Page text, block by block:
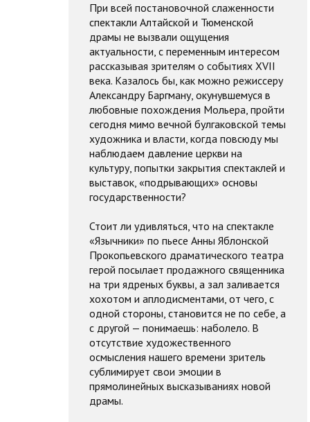
При всей постановочной слаженности
спектакли Алтайской и Тюменской
драмы не вызвали ощущения
актуальности, с переменным интересом
рассказывая зрителям о событиях XVII
века. Казалось бы, как можно режиссеру
Александру Баргману, окунувшемуся в
любовные похождения Мольера, пройти
сегодня мимо вечной булгаковской темы
художника и власти, когда повсюду мы
наблюдаем давление церкви на
культуру, попытки закрытия спектаклей и
выставок, «подрывающих» основы
государственности?
Стоит ли удивляться, что на спектакле
«Язычники» по пьесе Анны Яблонской
Прокопьевского драматического театра
герой посылает продажного священника
на три ядреных буквы, а зал заливается
хохотом и аплодисментами, от чего, с
одной стороны, становится не по себе, а
с другой — понимаешь: наболело. В
отсутствие художественного
осмысления нашего времени зритель
сублимирует свои эмоции в
прямолинейных высказываниях новой
драмы.